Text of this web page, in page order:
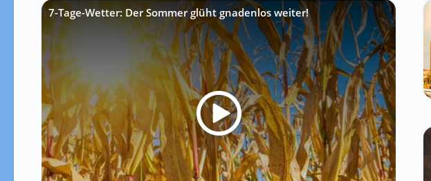
7-Tage-Wetter: Der Sommer glüht gnadenlos weiter!